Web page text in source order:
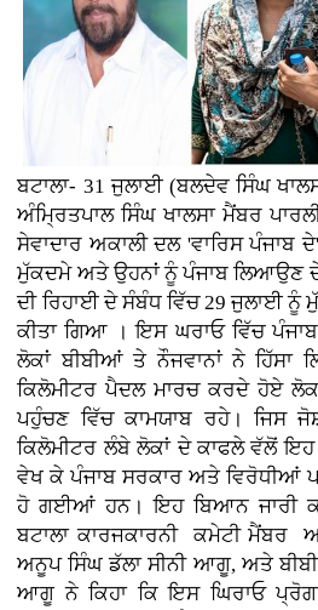
ਬਟਾਲਾ- 31 ਜੁਲਾਈ (ਬਲਦੇਵ ਸਿੰਘ
ਅੰਮ੍ਰਿਤਪਾਲ ਸਿੰਘ ਖਾਲਸਾ ਮੈਂਬਰ
ਸੇਵਾਦਾਰ ਅਕਾਲੀ ਦਲ 'ਵਾਰਿਸ
ਮੁੱਕਦਮੇ ਅਤੇ ਉਹਨਾਂ ਨੂੰ ਪੰਜਾਬ ਲਿਆਉਣ
ਦੀ ਰਿਹਾਈ ਦੇ ਸੰਬੰਧ ਵਿੱਚ 29 ਜੁਲਾਈ ਨੂੰ
ਕੀਤਾ ਗਿਆ । ਇਸ ਘਰਾਓ ਵਿੱਚ
ਲੋਕਾਂ ਬੀਬੀਆਂ ਤੇ ਨੌਜਵਾਨਾਂ ਨੇ ਹਿੱਸਾ
ਕਿਲੋਮੀਟਰ ਪੈਦਲ ਮਾਰਚ ਕਰਦੇ ਹੋਏ
ਪਹੁੰਚਣ ਵਿੱਚ ਕਾਮਯਾਬ ਰਹੇ। ਜਿਸ
ਕਿਲੋਮੀਟਰ ਲੰਬੇ ਲੋਕਾਂ ਦੇ ਕਾਫਲੇ ਵੱਲੋਂ
ਵੇਖ ਕੇ ਪੰਜਾਬ ਸਰਕਾਰ ਅਤੇ ਵਿਰੋਧੀਆਂ
ਹੋ ਗਈਆਂ ਹਨ। ਇਹ ਬਿਆਨ ਜਾਰੀ
ਬਟਾਲਾ ਕਾਰਜਕਾਰਨੀ ਕਮੇਟੀ ਮੈਂਬਰ
ਅਨੂਪ ਸਿੰਘ ਡੱਲਾ ਸੀਨੀ ਆਗੂ, ਅਤੇ
ਆਗੂ ਨੇ ਕਿਹਾ ਕਿ ਇਸ ਘਿਰਾਓ